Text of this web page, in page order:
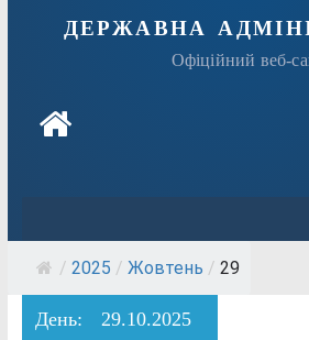
державна
Офіційний веб-
/ 2025 / Жовтень / 29
День: 29.10.2025